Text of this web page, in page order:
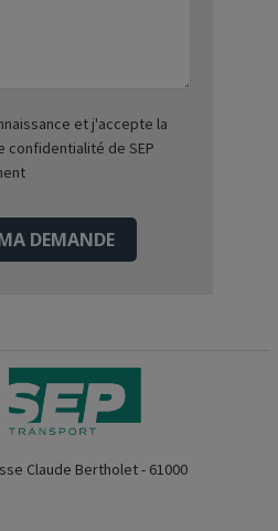
et j'accepte la
confidentialité de SEP
DEMANDE
Claude Bertholet - 61000